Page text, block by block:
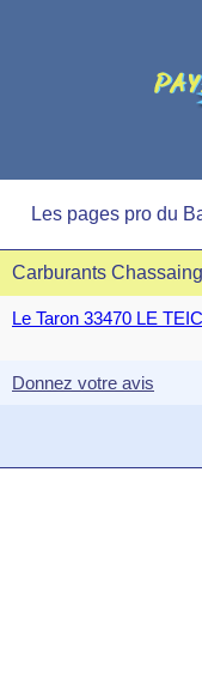
Les pages pro du
Carburants Chassaing
Le Taron 33470 LE
Donnez votre avis